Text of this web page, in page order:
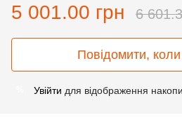
5 001.00 грн 6
Повідомити, коли
Увійти для відображення